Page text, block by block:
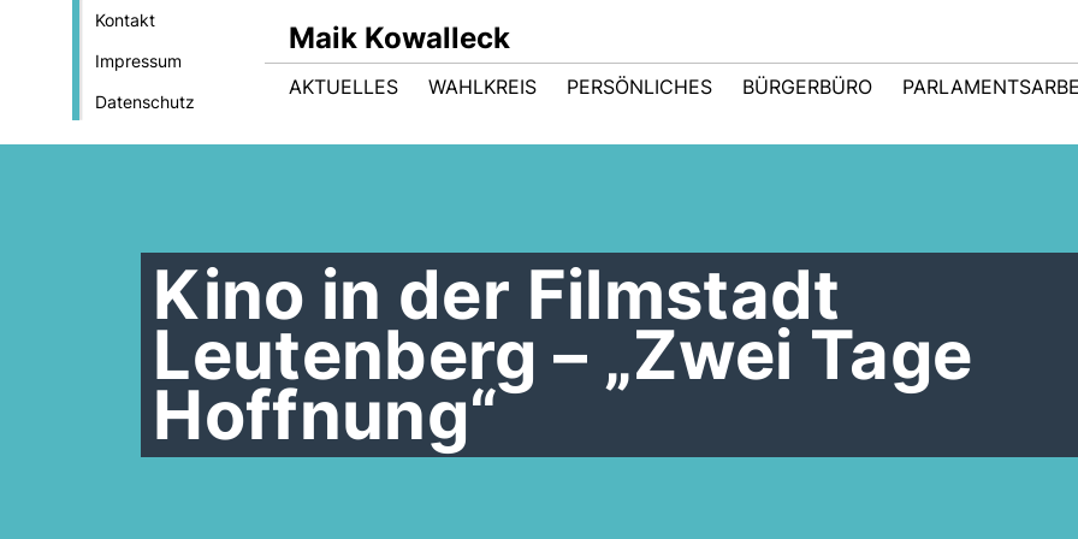
Kontakt
Impressum
Datenschutz
Maik Kowalleck
AKTUELLES WAHLKREIS PERSÖNLICHES BÜRGERBÜRO
Kino in der Filmstadt
Leutenberg – „Zwei Tage
Hoffnung“